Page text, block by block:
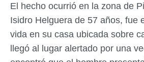
El hecho ocurrió en la zona de
Isidro Helguera de 57 años, fue
vida en su casa ubicada sobre
llegó al lugar alertado por una